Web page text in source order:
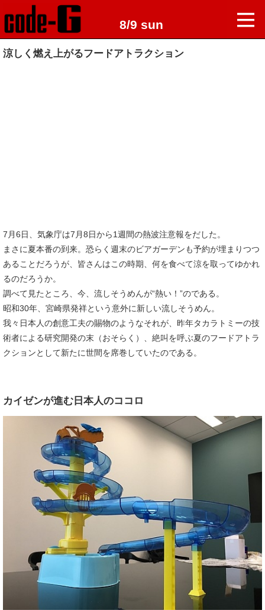
8/9 sun
涼しく燃え上がるフードアトラクション
7月6日、気象庁は7月8日から1週間の熱波注意報をだした。
まさに夏本番の到来。恐らく週末のビアガーデンも予約が埋まりつつ
あることだろうが、皆さんはこの時期、何を食べて涼を取ってゆかれ
るのだろうか。
調べて見たところ、今、流しそうめんが“熱い！”のである。
昭和30年、宮崎県発祥という意外に新しい流しそうめん。
我々日本人の創意工夫の賜物のようなそれが、昨年タカラトミーの技
術者による研究開発の末（おそらく）、絶叫を呼ぶ夏のフードアトラ
クションとして新たに世間を席巻していたのである。
カイゼンが進む日本人のココロ